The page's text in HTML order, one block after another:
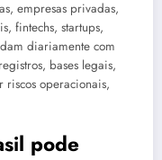
empresas privadas,
fintechs, startups,
diariamente com
bases legais,
riscos operacionais,
pode